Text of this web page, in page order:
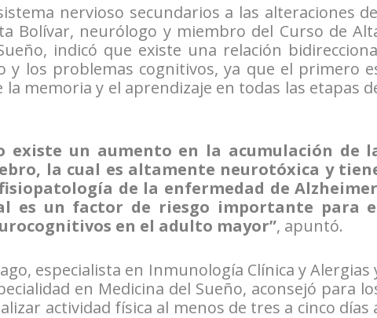
nervioso secundarios a las alteraciones
Bolívar, neurólogo y miembro del Curso de
indicó que existe una relación
los problemas cognitivos, ya que el primero
memoria y el aprendizaje en todas las etapas
existe un aumento en la acumulación de
la cual es altamente neurotóxica y
de la enfermedad de
es un factor de riesgo importante para
en el adulto mayor”, apuntó.
especialista en Inmunología Clínica y Alergias
en Medicina del Sueño, aconsejó para
actividad física al menos de tres a cinco días